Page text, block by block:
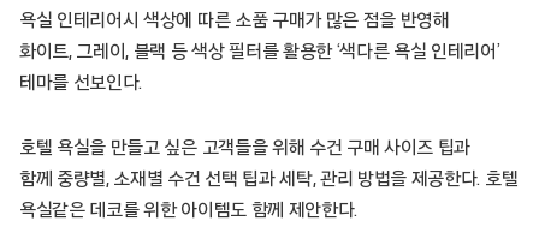
욕실 인테리어시 색상에 따른 소품 구매가 많은 점을 반영해
화이트, 그레이, 블랙 등 색상 필터를 활용한 ‘색다른 욕실 인테리어’
테마를 선보인다.
호텔 욕실을 만들고 싶은 고객들을 위해 수건 구매 사이즈 팁과
함께 중량별, 소재별 수건 선택 팁과 세탁, 관리 방법을 제공한다. 호텔
욕실같은 데코를 위한 아이템도 함께 제안한다.